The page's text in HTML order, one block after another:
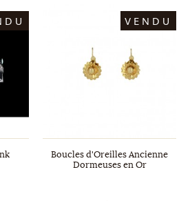
VENDU
Boucles d'Oreilles Ancienne
Dormeuses en Or